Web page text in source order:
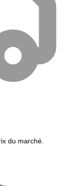
du marché.